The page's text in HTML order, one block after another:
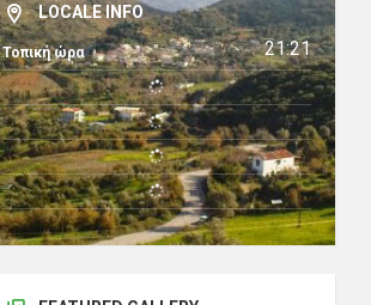
LOCALE INFO
Τοπική ώρα 21:21